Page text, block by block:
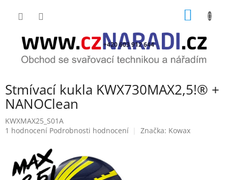
+420 603 912 644
Stmívací kukla KWX730MAX2,5!® +
NANOClean
KWXMAX25_S01A
Průměrné
5,0
1 hodnocení Podrobnosti hodnocení Značka: Kowax